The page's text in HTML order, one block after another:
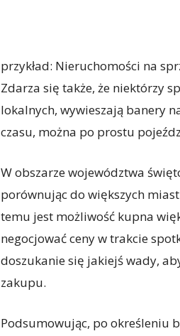
przykład: Nieruchomości na
Zdarza się także, że niektórzy
lokalnych, wywieszają banery
czasu, można po prostu
W obszarze województwa
porównując do większych
temu jest możliwość kupna
negocjować ceny w trakcie
doszukanie się jakiejś wady,
zakupu.
Podsumowując, po określeniu